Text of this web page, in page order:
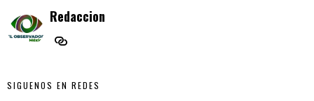
Redaccion
SIGUENOS EN REDES